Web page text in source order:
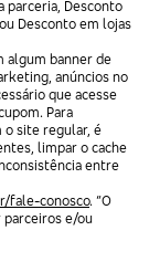
parceria, Desconto
Desconto em lojas
algum banner de
anúncios no
que acesse
Para
o site regular, é
limpar o cache
entre
fale-conosco. “O
parceiros e/ou